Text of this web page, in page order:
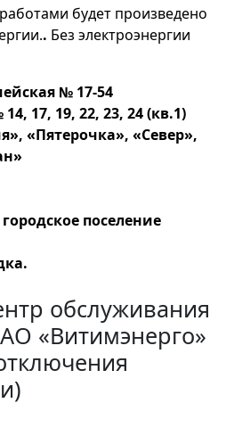
будет произведено
. Без электроэнергии
№ 17-54
17, 19, 22, 23, 24 (кв.1)
«Пятерочка», «Север»,
поселение
обслуживания
«Витимэнерго»